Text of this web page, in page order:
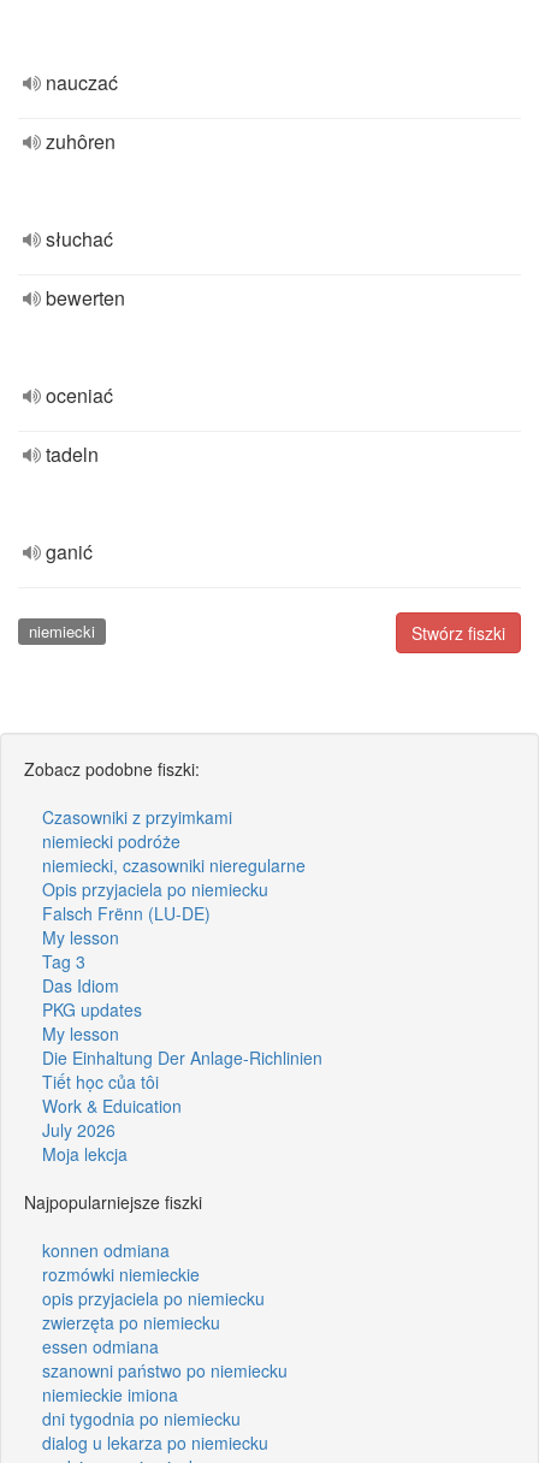
nauczać
zuhôren
słuchać
bewerten
oceniać
tadeln
ganić
Stwórz fiszki
niemiecki
Zobacz podobne fiszki:
Czasowniki z przyimkami
niemiecki podróże
niemiecki, czasowniki nieregularne
Opis przyjaciela po niemiecku
Falsch Frënn (LU-DE)
My lesson
Tag 3
Das Idiom
PKG updates
My lesson
Die Einhaltung Der Anlage-Richlinien
Tiết học của tôi
Work & Eduication
July 2026
Moja lekcja
Najpopularniejsze fiszki
konnen odmiana
rozmówki niemieckie
opis przyjaciela po niemiecku
zwierzęta po niemiecku
essen odmiana
szanowni państwo po niemiecku
niemieckie imiona
dni tygodnia po niemiecku
dialog u lekarza po niemiecku